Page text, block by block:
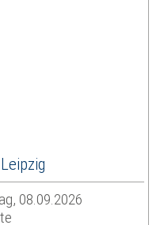
08.09.2026